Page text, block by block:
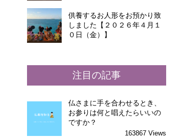
供養するお人形をお預かり致
しました【２０２６年４月１
０日（金）】
注目の記事
仏さまに手を合わせるとき、
お参りは何と唱えたらいいの
ですか？
163867 Views